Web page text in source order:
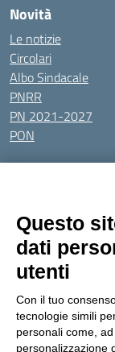
Novità
Le notizie
Circolari
Albo Sindacale
PNRR
PN 2021-2027
PON
Tutti gli argomenti
Amministrazione
Dichiarazione di
Seguici su:
Indirizzo:Via Gaetano
Centralino:
Posta elettronica
Questo
dati
utenti
Con il tuo
tecnologie simili
personali come,
personalizzazione